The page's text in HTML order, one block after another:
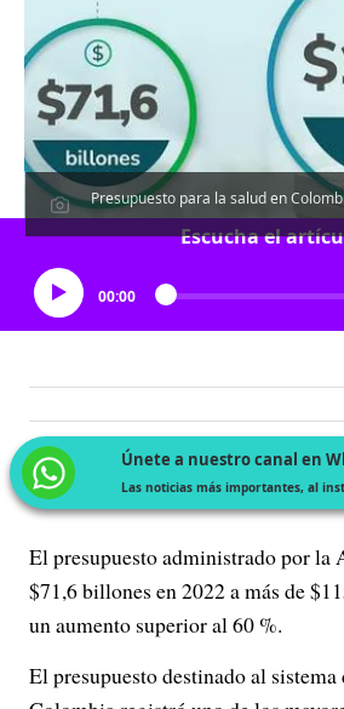
Presupuesto para la salud en
Escucha el
00:00
Únete a nuestro canal en
Las noticias más importantes, al
El presupuesto administrado por la
$71,6 billones en 2022 a más de
un aumento superior al 60 %.
El presupuesto destinado al sistema